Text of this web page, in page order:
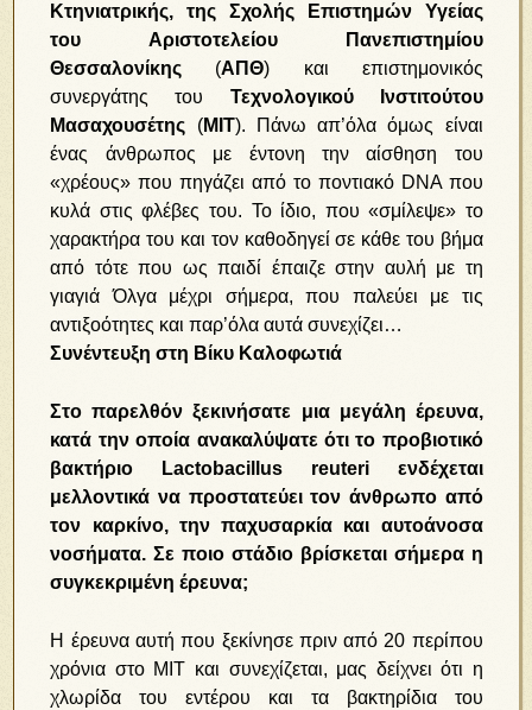
Κτηνιατρικής, της Σχολής Επιστημών Υγείας
του Αριστοτελείου Πανεπιστημίου
Θεσσαλονίκης (ΑΠΘ) και επιστημονικός
συνεργάτης του Τεχνολογικού Ινστιτούτου
Μασαχουσέτης (ΜΙΤ). Πάνω απ’όλα όμως είναι
ένας άνθρωπος με έντονη την αίσθηση του
«χρέους» που πηγάζει από το ποντιακό DNA που
κυλά στις φλέβες του. Το ίδιο, που «σμίλεψε» το
χαρακτήρα του και τον καθοδηγεί σε κάθε του βήμα
από τότε που ως παιδί έπαιζε στην αυλή με τη
γιαγιά Όλγα μέχρι σήμερα, που παλεύει με τις
αντιξοότητες και παρ’όλα αυτά συνεχίζει…
Συνέντευξη στη Βίκυ Καλοφωτιά
Στο παρελθόν ξεκινήσατε μια μεγάλη έρευνα,
κατά την οποία ανακαλύψατε ότι το προβιοτικό
βακτήριο
Lactobacillus reuteriενδέχεται
μελλοντικά να προστατεύει τον άνθρωπο από
τον καρκίνο, την παχυσαρκία και αυτοάνοσα
νοσήματα. Σε ποιο στάδιο βρίσκεται σήμερα η
συγκεκριμένη έρευνα;
Η έρευνα αυτή που ξεκίνησε πριν από 20 περίπου
χρόνια στο MIT και συνεχίζεται, μας δείχνει ότι η
χλωρίδα του εντέρου και τα βακτηρίδια του